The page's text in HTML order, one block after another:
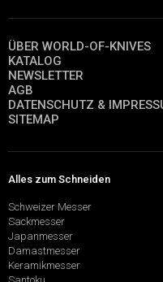
ÜBER WORLD-OF-KNIVES
KATALOG
NEWSLETTER
AGB
DATENSCHUTZ &
SITEMAP
Alles zum Schneiden
Schweizer Messer
Sackmesser
Japanmesser
Damastmesser
Keramikmesser